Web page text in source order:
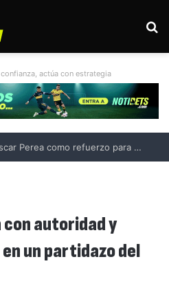
actúa con estrategia
autoridad y
un partidazo del